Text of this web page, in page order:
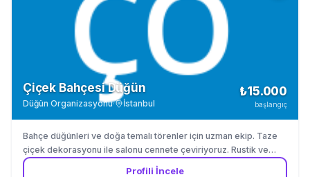
Çiçek Bahçesi Düğün
Düğün Organizasyonu· İstanbul
₺15.000
başlangıç
Bahçe düğünleri ve doğa temalı törenler için uzman ekip. Taze
çiçek dekorasyonu ile salonu cennete çeviriyoruz. Rustik ve
romantik düğünlerde uzmanız.
Profili İncele